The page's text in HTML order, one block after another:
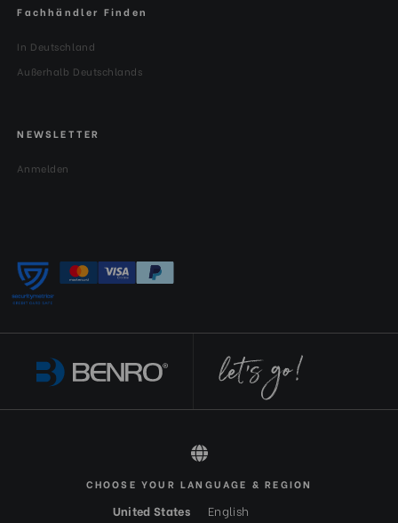
Fachhändler Finden
In Deutschland
Außerhalb Deutschlands
NEWSLETTER
Anmelden
All rights reserved 2026 © Benro DE-EUR
CHOOSE YOUR LANGUAGE & REGION
United States English